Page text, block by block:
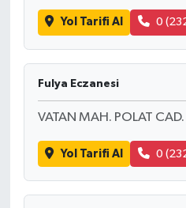
Yol Tarifi Al 0
Fulya Eczanesi
VATAN MAH. POLAT
Yol Tarifi Al 0